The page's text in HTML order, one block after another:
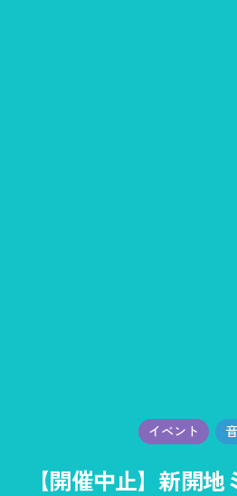
イベント
【開催中止】新開